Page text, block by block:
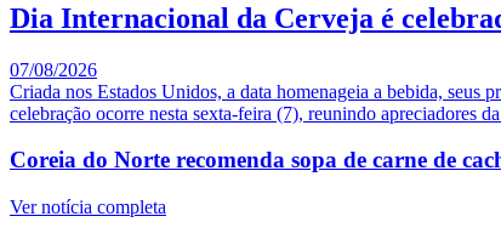
Dia Internacional da Cerveja é
07/08/2026
Criada nos Estados Unidos, a data homenageia a bebida, seus
celebração ocorre nesta sexta-feira (7), reunindo apreciadores
Coreia do Norte recomenda sopa de carne de
Ver notícia completa